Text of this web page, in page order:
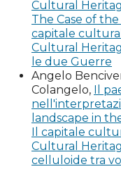
Patrio Museo in
d’Arco C. (1856),
pervenuti al Patrio
1855, Mantova:
d’Arco C. (1857),
Mantova: Tipografia
d’Arco C. (1858),
Cultural
The Case of
capitale
Cultural
le due Guerre
Angelo
Colangelo, Il
landscape in
Il capitale
Cultural
celluloide tra